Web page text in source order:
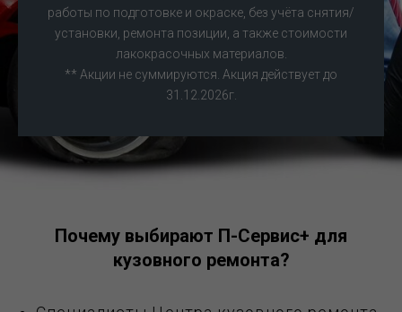
работы по подготовке и окраске, без учёта снятия/
установки, ремонта позиции, а также стоимости
лакокрасочных материалов.
** Акции не суммируются. Акция действует до
31.12.2026г.
Почему выбирают П-Сервис+ для
кузовного ремонта?